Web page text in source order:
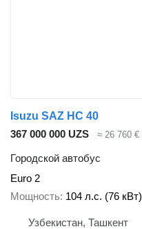
Isuzu SAZ HC 40
367 000 000 UZS
≈ 26 760 €
Городской автобус
Euro 2
Мощность 104 л.с. (76 кВт)
Узбекистан, Ташкент